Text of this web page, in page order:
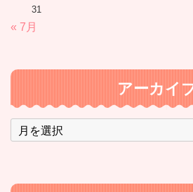
31
« 7月
アーカイ
ア
ー
ブ